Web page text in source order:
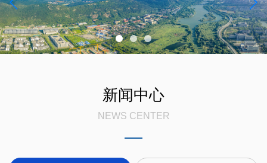
新闻中心
NEWS CENTER